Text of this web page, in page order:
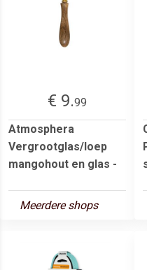
€ 9.99
Atmosphera
Vergrootglas/loep
mangohout en glas -
Meerdere shops